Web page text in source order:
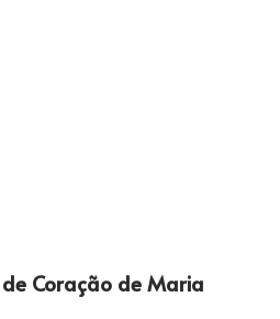
Coração de Maria